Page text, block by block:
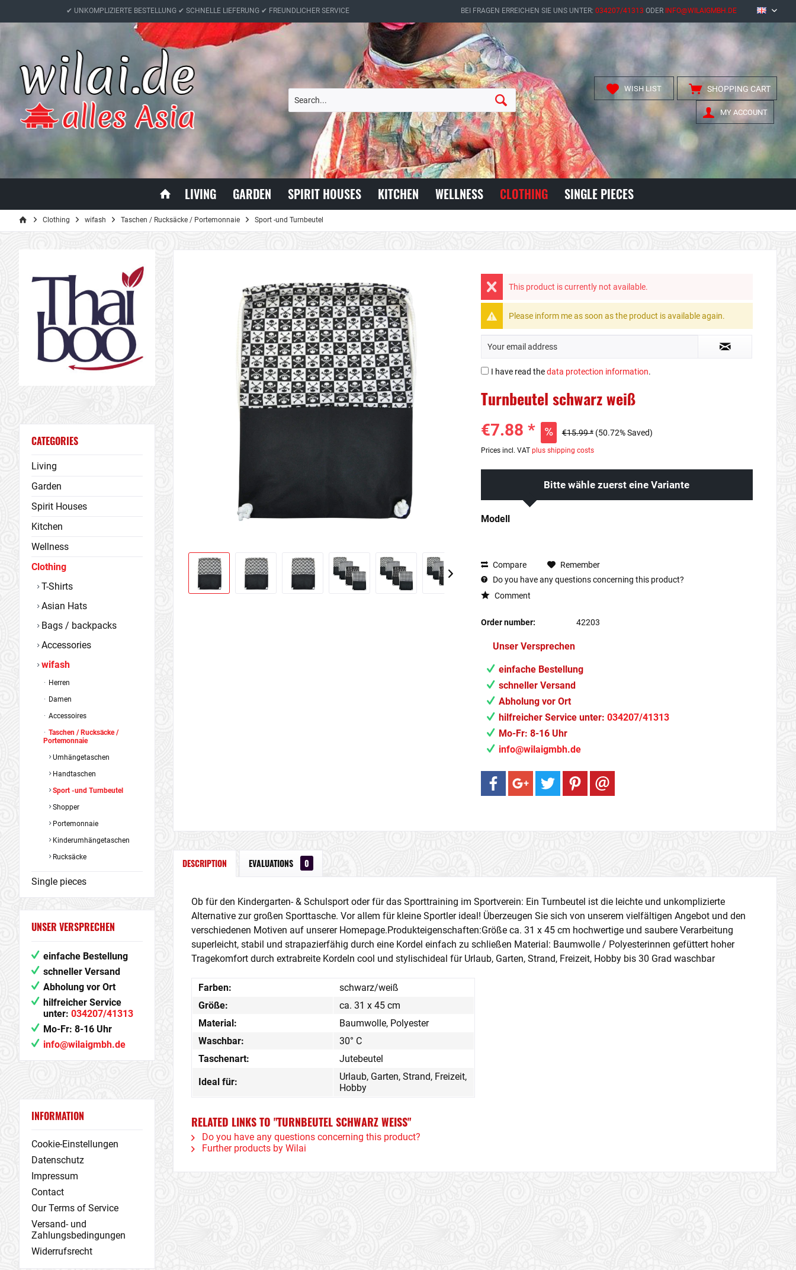
✔ UNKOMPLIZIERTE BESTELLUNG ✔ SCHNELLE LIEFERUNG ✔ FREUNDLICHER SERVICE BEI FRAGEN ERREICHEN SIE UNS UNTER: 034207/41313 ODER INFO@WILAIGMBH.DE EN
SHOPPING CART
WISH LIST
MY ACCOUNT
LIVING GARDEN SPIRIT HOUSES KITCHEN WELLNESS CLOTHING SINGLE PIECES
Clothing wifash Taschen / Rucksäcke / Portemonnaie Sport -und Turnbeutel
CATEGORIES
Living
Garden
Spirit Houses
Kitchen
Wellness
Clothing
T-Shirts
Asian Hats
Bags / backpacks
Accessories
wifash
Herren
Damen
Accessoires
Taschen / Rucksäcke /
Portemonnaie
Umhängetaschen
Handtaschen
Sport -und Turnbeutel
Shopper
Portemonnaie
Kinderumhängetaschen
Rucksäcke
Single pieces
UNSER VERSPRECHEN
einfache Bestellung
schneller Versand
Abholung vor Ort
hilfreicher Service
unter: 034207/41313
Mo-Fr: 8-16 Uhr
info@wilaigmbh.de
INFORMATION
Cookie-Einstellungen
Datenschutz
Impressum
Contact
Our Terms of Service
Versand- und
Zahlungsbedingungen
Widerrufsrecht
This product is currently not available.
Please inform me as soon as the product is available again.
I have read thedata protection information.
Turnbeutel schwarz weiß
€7.88 * €15.99 * (50.72% Saved)
Prices incl. VAT plus shipping costs
Bitte wähle zuerst eine Variante
Modell
Compare
Remember
Do you have any questions concerning this product?
Comment
Order number: 42203
Unser Versprechen
einfache Bestellung
schneller Versand
Abholung vor Ort
hilfreicher Service unter: 034207/41313
Mo-Fr: 8-16 Uhr
info@wilaigmbh.de
DESCRIPTION EVALUATIONS 0
Ob für den Kindergarten- & Schulsport oder für das Sporttraining im Sportverein: Ein Turnbeutel ist die leichte und unkomplizierte
Alternative zur großen Sporttasche. Vor allem für kleine Sportler ideal! Überzeugen Sie sich von unserem vielfältigen Angebot und den
verschiedenen Motiven auf unserer Homepage.Produkteigenschaften:Größe ca. 31 x 45 cm hochwertige und saubere Verarbeitung
superleicht, stabil und strapazierfähig durch eine Kordel einfach zu schließen Material: Baumwolle / Polyesterinnen gefüttert hoher
Tragekomfort durch extrabreite Kordeln cool und stylischideal für Urlaub, Garten, Strand, Freizeit, Hobby bis 30 Grad waschbar
Farben:
schwarz/weiß
Größe:
ca. 31 x 45 cm
Material:
Baumwolle, Polyester
Waschbar:
30° C
Taschenart:
Jutebeutel
Ideal für:
Urlaub, Garten, Strand, Freizeit,
Hobby
RELATED LINKS TO "TURNBEUTEL SCHWARZ WEISS"
Do you have any questions concerning this product?
Further products by Wilai